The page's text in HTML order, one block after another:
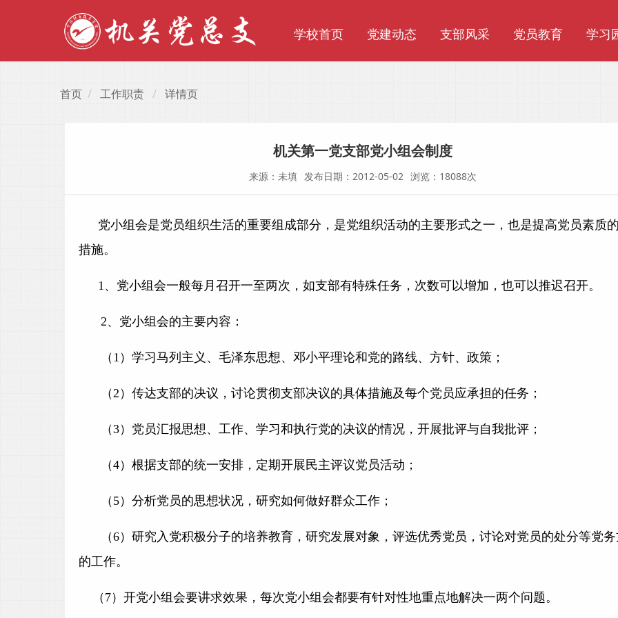
学校首页 党建动态 支部风采 党员教育 学习
首页 工作职责 详情页
机关第一党支部党小组会制度
来源：未填 发布日期：2012-05-02 浏览：18088次
党小组会是党员组织生活的重要组成部分，是党组织活动的主要形式之一，也是提高党员素质
措施。
1、党小组会一般每月召开一至两次，如支部有特殊任务，次数可以增加，也可以推迟召开。
2、党小组会的主要内容：
（1）学习马列主义、毛泽东思想、邓小平理论和党的路线、方针、政策；
（2）传达支部的决议，讨论贯彻支部决议的具体措施及每个党员应承担的任务；
（3）党员汇报思想、工作、学习和执行党的决议的情况，开展批评与自我批评；
（4）根据支部的统一安排，定期开展民主评议党员活动；
（5）分析党员的思想状况，研究如何做好群众工作；
（6）研究入党积极分子的培养教育，研究发展对象，评选优秀党员，讨论对党员的处分等党
的工作。
（7）开党小组会要讲求效果，每次党小组会都要有针对性地重点地解决一两个问题。